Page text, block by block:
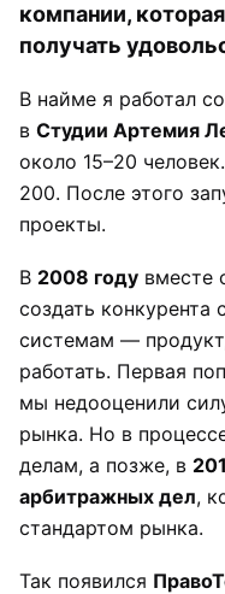
компании,
получать
В найме я работал
в Студии Артемия
около 15–20
200. После этого
проекты.
В 2008 году вместе
создать
системам —
работать. Первая
мы недооценили
рынка. Но в
делам, а позже, в
арбитражных дел,
стандартом рынка.
Так появился